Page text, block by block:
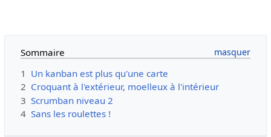
Sommaire
1 Un kanban est plus qu'une carte
2 Croquant à l'extérieur, moelleux à l'intérieur
3 Scrumban niveau 2
4 Sans les roulettes !